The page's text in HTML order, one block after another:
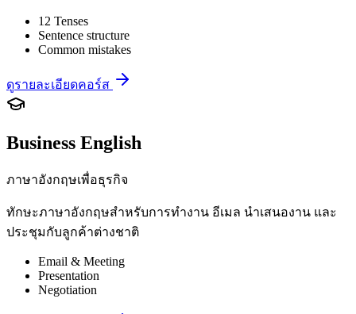
12 Tenses
Sentence structure
Common mistakes
ดูรายละเอียดคอร์ส
Business English
ภาษาอังกฤษเพื่อธุรกิจ
ทักษะภาษาอังกฤษสำหรับการทำงาน อีเมล นำเสนองาน และ
ประชุมกับลูกค้าต่างชาติ
Email & Meeting
Presentation
Negotiation